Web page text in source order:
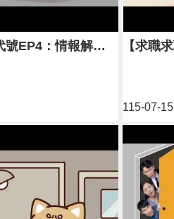
【求職求職防騙宣導-任務代號EP4：情報解碼】
115-07-15